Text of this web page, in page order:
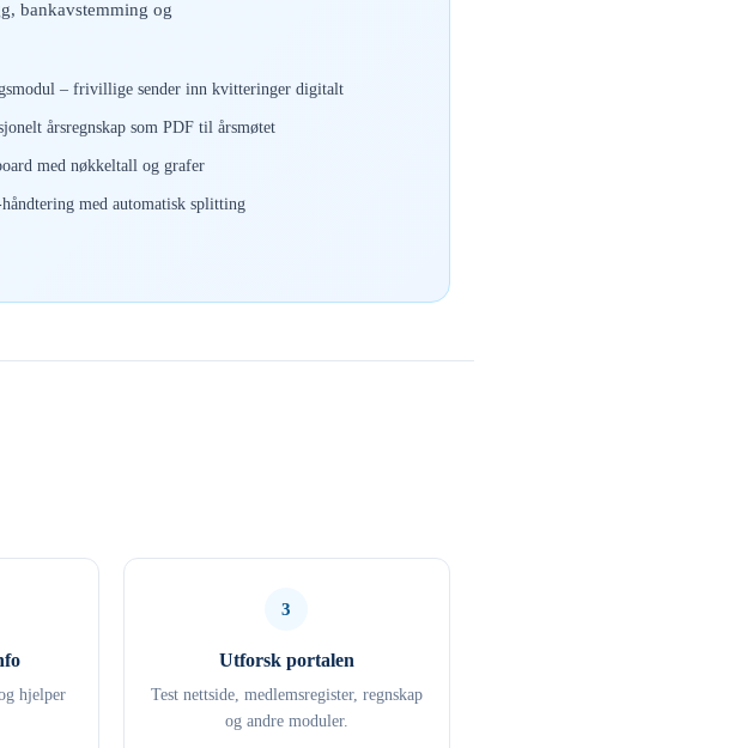
bankavstemming og
– frivillige sender inn kvitteringer digitalt
årsregnskap som PDF til årsmøtet
med nøkkeltall og grafer
med automatisk splitting
hjelper
3
Utforsk portalen
Test nettside, medlemsregister, regnskap
og andre moduler.